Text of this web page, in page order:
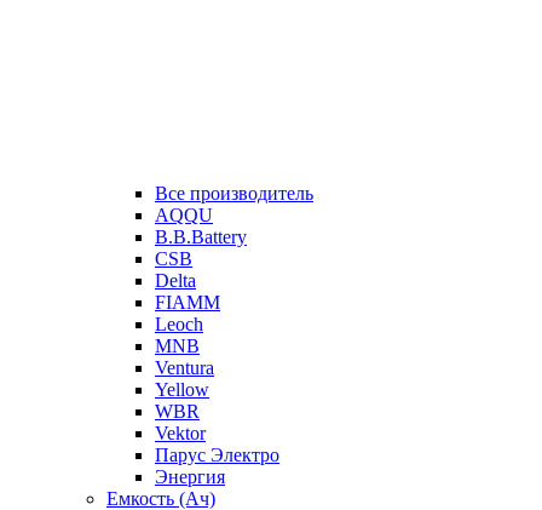
Все производитель
AQQU
B.B.Battery
CSB
Delta
FIAMM
Leoch
MNB
Ventura
Yellow
WBR
Vektor
Парус Электро
Энергия
Емкость (Ач)